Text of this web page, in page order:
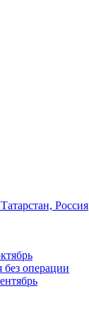
Россия
без операции